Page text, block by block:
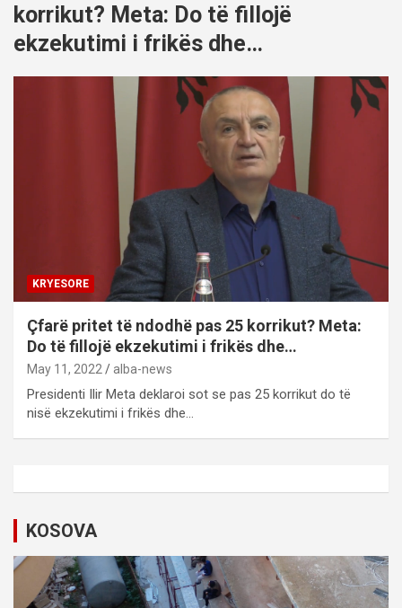
korrikut? Meta: Do të fillojë
ekzekutimi i frikës dhe…
KRYESORE
Çfarë pritet të ndodhë pas 25 korrikut? Meta:
Do të fillojë ekzekutimi i frikës dhe…
May 11, 2022 alba-news
Presidenti Ilir Meta deklaroi sot se pas 25 korrikut do të
nisë ekzekutimi i frikës dhe…
KOSOVA